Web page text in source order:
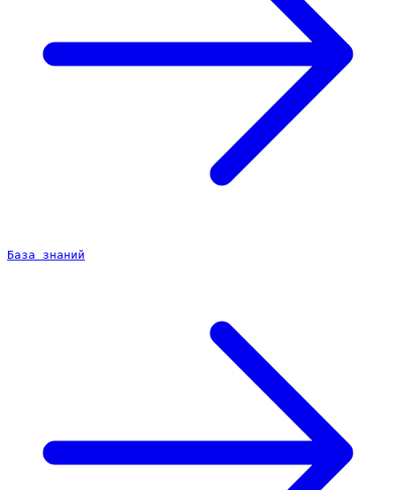
База знаний